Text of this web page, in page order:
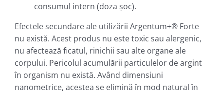
consumul intern (doza şoc).
Efectele secundare ale utilizării Argentum+® Forte
nu există. Acest produs nu este toxic sau alergenic,
nu afectează ficatul, rinichii sau alte organe ale
corpului. Pericolul acumulării particulelor de argint
în organism nu există. Având dimensiuni
nanometrice, acestea se elimină în mod natural în